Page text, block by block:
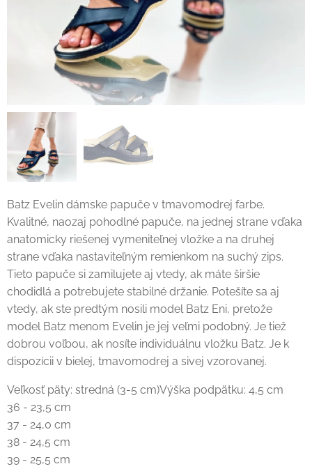
Batz Evelin dámske papuče v tmavomodrej farbe.
Kvalitné, naozaj pohodlné papuče, na jednej strane vďaka
anatomicky riešenej vymeniteľnej vložke a na druhej
strane vďaka nastaviteľným remienkom na suchý zips.
Tieto papuče si zamilujete aj vtedy, ak máte širšie
chodidlá a potrebujete stabilné držanie. Potešíte sa aj
vtedy, ak ste predtým nosili model Batz Eni, pretože
model Batz menom Evelin je jej veľmi podobný. Je tiež
dobrou voľbou, ak nosíte individuálnu vložku Batz. Je k
dispozícii v bielej, tmavomodrej a sivej vzorovanej.
Veľkosť päty: stredná (3-5 cm)Výška podpätku: 4,5 cm
36 - 23,5 cm
37 - 24,0 cm
38 - 24,5 cm
39 - 25,5 cm